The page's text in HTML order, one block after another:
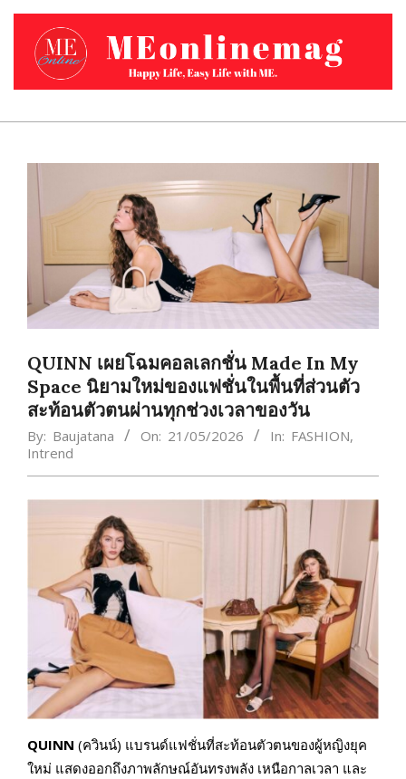
Skip
content
Primary
QUINN เผยโฉมคอลเลกชั่น Made In My
Space นิยามใหม่ของแฟชั่นในพื้นที่ส่วนตัว
สะท้อนตัวตนผ่านทุกช่วงเวลาของวัน
By: Baujatana On: 21/05/2026 In: FASHION,
Intrend
QUINN (ควินน์) แบรนด์แฟชั่นที่สะท้อนตัวตนของผู้หญิงยุค
ใหม่ แสดงออกถึงภาพลักษณ์อันทรงพลัง เหนือกาลเวลา และ